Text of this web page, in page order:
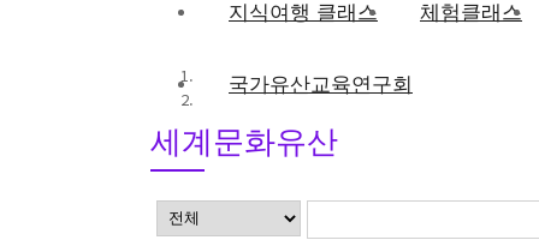
세계문화유산
지식여행 클래스 체험클래스
국가유산교육연구회